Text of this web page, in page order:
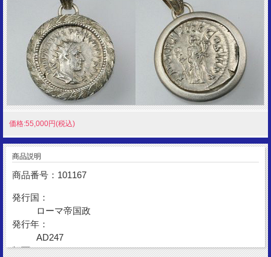
価格:55,000円(税込)
商品説明
商品番号：101167
発行国：
ローマ帝国政
発行年：
AD247
額面：